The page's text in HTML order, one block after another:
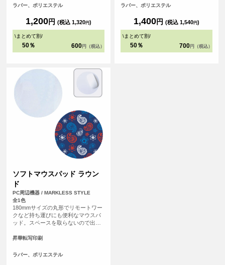
ラバー、ポリエステル
1,200円 (税込 1,320円)
\まとめて割/
50％ 600 円（税込）
ることができます。
ラバー、ポリエステル
1,400円 (税込 1,540円)
\まとめて割/
50％ 700 円（税込）
ソフトマウスパッド ラウン
ド
PC周辺機器 / MARKLESS STYLE
全1色
180mmサイズの丸形でリモートワー
クなど持ち運びにも便利なマウスパ
ッド。スペースを取らないので出先
す。
昇華転写印刷
ラバー、ポリエステル